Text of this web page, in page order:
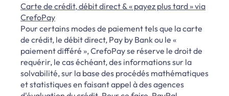
Carte de crédit, débit direct & « payez plus tard » via
CrefoPay
Pour certains modes de paiement tels que la carte
de crédit, le débit direct, Pay by Bank ou le «
paiement différé », CrefoPay se réserve le droit de
requérir, le cas échéant, des informations sur la
solvabilité, sur la base des procédés mathématiques
et statistiques en faisant appel à des agences